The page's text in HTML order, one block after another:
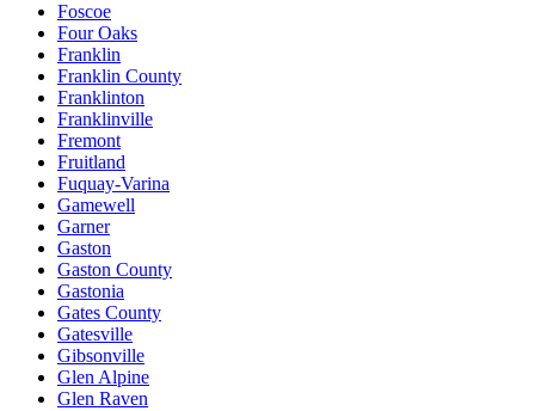
Foscoe
Four Oaks
Franklin
Franklin County
Franklinton
Franklinville
Fremont
Fruitland
Fuquay-Varina
Gamewell
Garner
Gaston
Gaston County
Gastonia
Gates County
Gatesville
Gibsonville
Glen Alpine
Glen Raven